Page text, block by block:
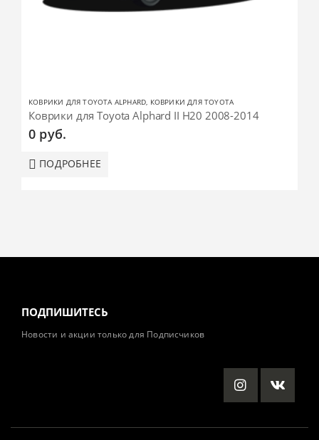
КОВРИКИ ДЛЯ TOYOTA ALPHARD, КОВРИКИ ДЛЯ TOYOTA
Коврики для Toyota Alphard II H20 2008-2014
0 руб.
ПОДРОБНЕЕ
ПОДПИШИТЕСЬ
Новости и акции только для Подписчиков